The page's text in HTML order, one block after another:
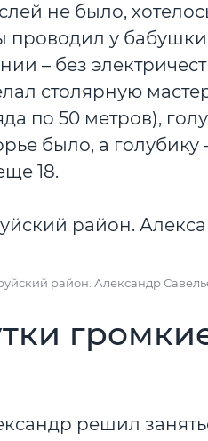
не было,
проводил у
– без
столярную
по 50 метров),
было, а
18.
район. Александр
решил